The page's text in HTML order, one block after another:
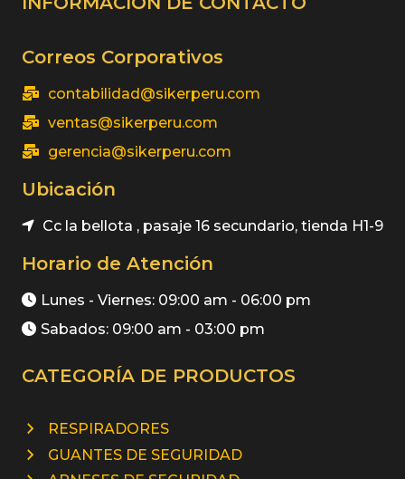
Correos Corporativos
contabilidad@sikerperu.com
ventas@sikerperu.com
gerencia@sikerperu.com
Ubicación
Cc la bellota , pasaje 16 secundario, tienda H1-9
Horario de Atención
Lunes - Viernes: 09:00 am - 06:00 pm
Sabados: 09:00 am - 03:00 pm
CATEGORÍA DE PRODUCTOS
RESPIRADORES
GUANTES DE SEGURIDAD